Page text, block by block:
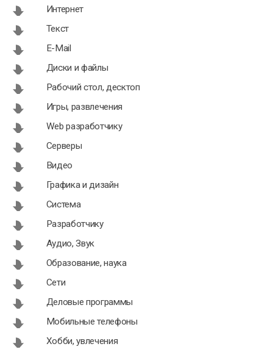
Интернет
Текст
E-Mail
Диски и файлы
Рабочий стол, десктоп
Игры, развлечения
Web разработчику
Серверы
Видео
Графика и дизайн
Система
Разработчику
Аудио, Звук
Образование, наука
Сети
Деловые программы
Мобильные телефоны
Хобби, увлечения